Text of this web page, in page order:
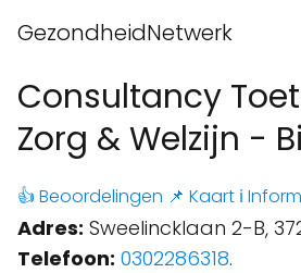
GezondheidNetwerk
Consultancy
Zorg & Welzijn -
👍 Beoordelingen 📌 Kaart ℹ️
Adres: Sweelincklaan 2-B,
Telefoon: 0302286318.